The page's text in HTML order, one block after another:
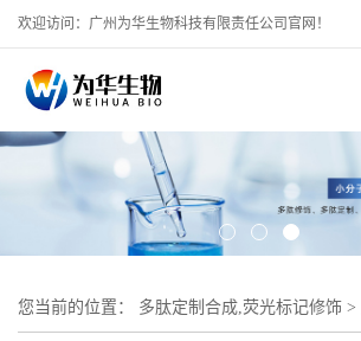
欢迎访问：广州为华生物科技有限责任公司官网！
您当前的位置： 多肽定制合成,荧光标记修饰 >